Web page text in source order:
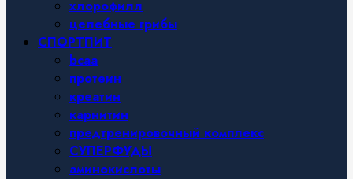
хлорофилл
целебные грибы
СПОРТПИТ
bcaa
протеин
креатин
карнитин
предтренировочный комплекс
СУПЕРФУДЫ
аминокислоты